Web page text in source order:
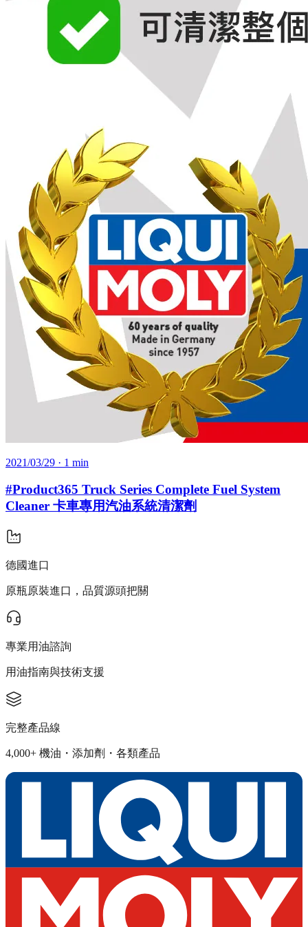
2021/03/29 · 1 min
#Product365 Truck Series Complete Fuel System
Cleaner 卡車專用汽油系統清潔劑
德國進口
原瓶原裝進口，品質源頭把關
專業用油諮詢
用油指南與技術支援
完整產品線
4,000+ 機油・添加劑・各類產品